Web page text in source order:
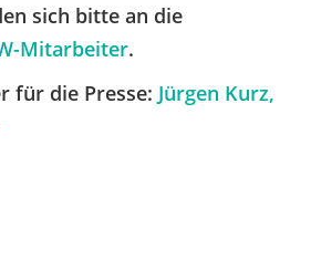
sich bitte an die
Mitarbeiter.
für die Presse: Jürgen Kurz,